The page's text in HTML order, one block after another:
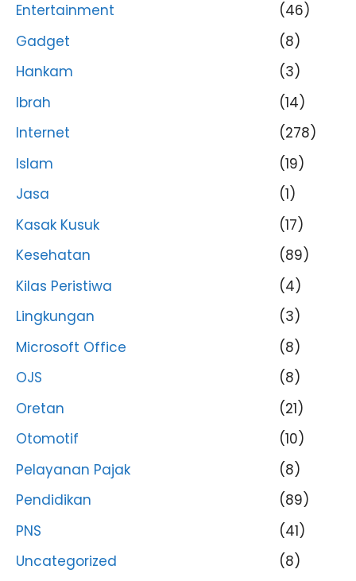
Entertainment
(46)
Gadget
(8)
Hankam
(3)
Ibrah
(14)
Internet
(278)
Islam
(19)
Jasa
(1)
Kasak Kusuk
(17)
Kesehatan
(89)
Kilas Peristiwa
(4)
Lingkungan
(3)
Microsoft Office
(8)
OJS
(8)
Oretan
(21)
Otomotif
(10)
Pelayanan Pajak
(8)
Pendidikan
(89)
PNS
(41)
Uncategorized
(8)